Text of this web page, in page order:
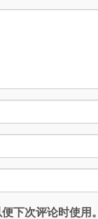
下次评论时使用。